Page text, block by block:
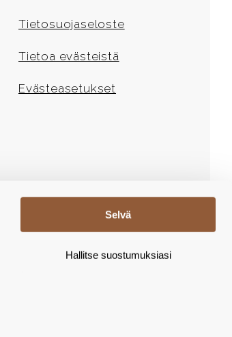
Selvä
Hallitse suostumuksiasi
Tietosuojaseloste
Tietoa evästeistä
Evästeasetukset